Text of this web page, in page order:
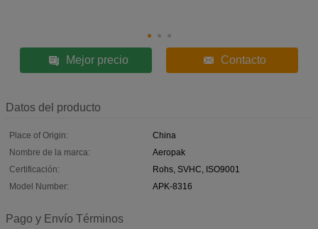
Mejor precio Contacto
Datos del producto
Place of Origin:
China
Nombre de la marca:
Aeropak
Certificación:
Rohs, SVHC, ISO9001
Model Number:
APK-8316
Pago y Envío Términos